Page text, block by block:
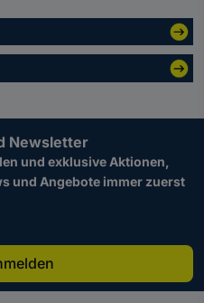
Newsletter
und exklusive Aktionen,
und Angebote immer zuerst